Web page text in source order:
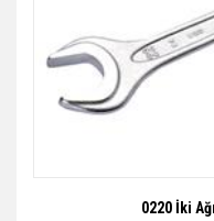
0220 İki